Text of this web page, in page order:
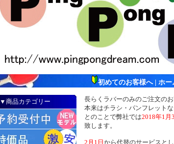
初めてのお客様へ| ホー
▼商品カテゴリー
長らくラバーのみのご注文の
本来はチラシ・パンフレット
とのことで弊社では2018年1月
致します。
2月1日 から代替のサービスと